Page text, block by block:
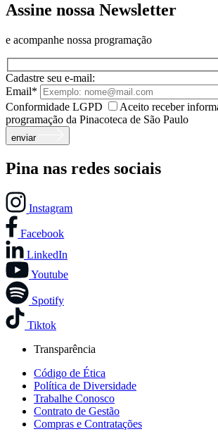
Assine nossa Newsletter
e acompanhe nossa programação
Cadastre seu e-mail:
Email*
Conformidade LGPD
Aceito receber
programação da Pinacoteca de São Paulo
enviar
Pina nas redes sociais
Instagram
Facebook
LinkedIn
Youtube
Spotify
Tiktok
Transparência
Código de Ética
Política de Diversidade
Trabalhe Conosco
Contrato de Gestão
Compras e Contratações